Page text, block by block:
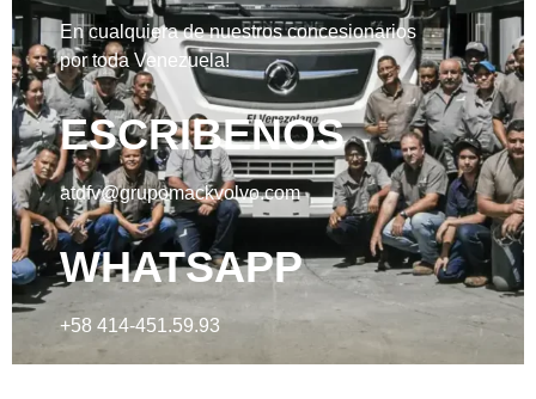
En cualquiera de nuestros concesionarios
por toda Venezuela!
ESCRIBENOS
atdfv@grupomackvolvo.com
WHATSAPP
+58 414-451.59.93